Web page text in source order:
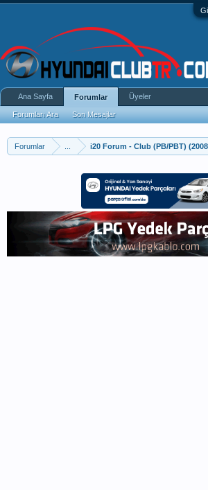
Forumlar i20 Forum - Club (PB/PBT)
Ana Sayfa Forumlar
Forumları Ara Son Mesajlar
Üyeler